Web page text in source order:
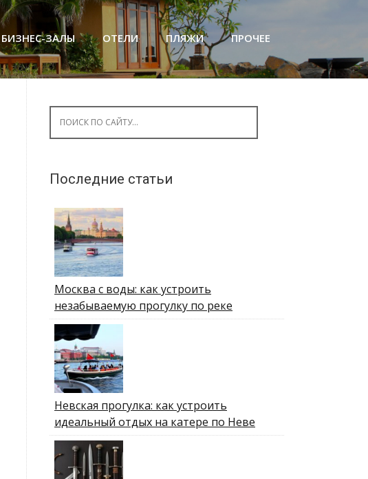
ПРОЧЕЕ
ПЛЯЖИ
ОТЕЛИ
БИЗНЕС-ЗАЛЫ
Последние статьи
Москва с воды: как устроить
незабываемую прогулку по реке
Невская прогулка: как устроить
идеальный отдых на катере по Неве